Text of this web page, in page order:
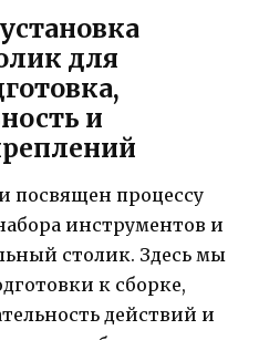
для
и
посвящен процессу
инструментов и
столик. Здесь мы
к сборке,
действий и